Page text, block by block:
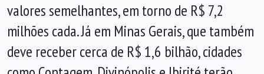
valores semelhantes, em torno de R$ 7,2
milhões cada. Já em Minas Gerais, que também
deve receber cerca de R$ 1,6 bilhão, cidades